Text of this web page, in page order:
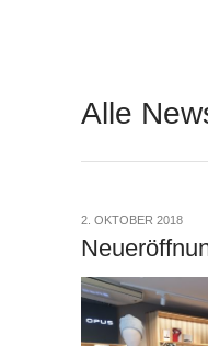
Alle
2. OKTOBER 2018